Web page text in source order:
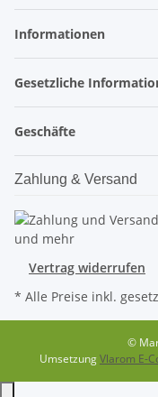
Informationen
Gesetzliche
Geschäfte
Zahlung & Versand
Vertrag widerrufen
* Alle Preise inkl.
©
UmsetzungVlarom E-